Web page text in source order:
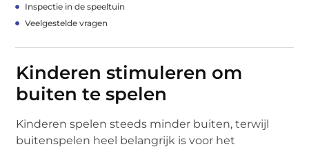
Inspectie in de speeltuin
Veelgestelde vragen
Kinderen stimuleren om
buiten te spelen
Kinderen spelen steeds minder buiten, terwijl
buitenspelen heel belangrijk is voor het